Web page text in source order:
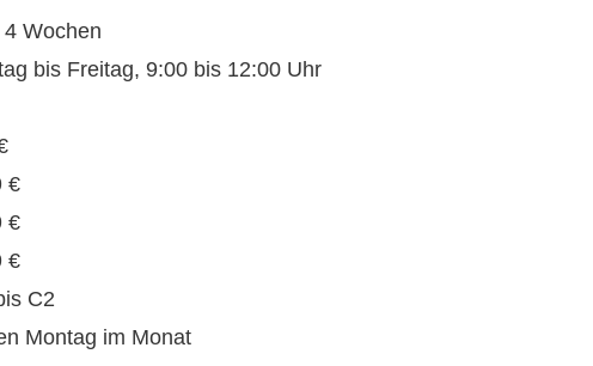
Wochen
bis Freitag, 9:00 bis 12:00 Uhr
€
€
€
C2
Montag im Monat